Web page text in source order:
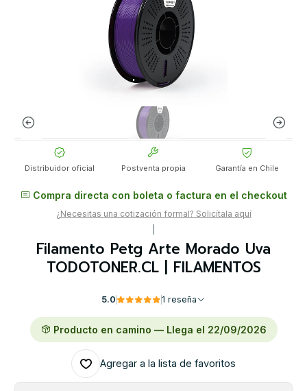
Distribuidor oficial Postventa propia Garantía en Chile
Compra directa con boleta o factura en el checkout
¿Necesitas una cotización formal? Solicítala aquí
Filamento Petg Arte Morado Uva
TODOTONER.CL | FILAMENTOS
5.0 1 reseña
Producto en camino — Llega el 22/09/2026
Agregar a la lista de favoritos